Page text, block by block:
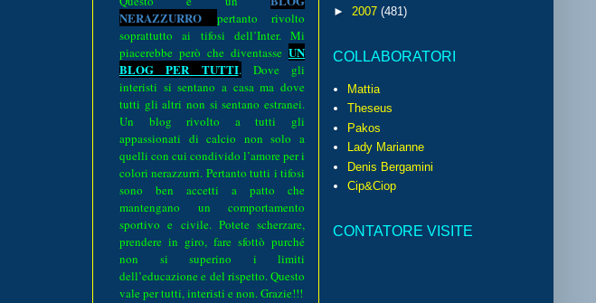
NERAZZURRO pertanto rivolto
soprattutto ai tifosi dell’Inter. Mi
piacerebbe però che diventasse UN
BLOG PER TUTTI.
Dove gli
interisti si sentano a casa ma dove
tutti gli altri non si sentano estranei.
Un blog rivolto a tutti gli
appassionati di calcio non solo a
quelli con cui condivido l’amore per i
colori nerazzurri. Pertanto tutti i tifosi
sono ben accetti a patto che
mantengano un comportamento
sportivo e civile. Potete scherzare,
prendere in giro, fare sfottò purché
non si superino i limiti
dell’educazione e del rispetto. Questo
vale per tutti, interisti e non. Grazie!!!
► 2007 (481)
COLLABORATORI
Mattia
Theseus
Pakos
Lady Marianne
Denis Bergamini
Cip&Ciop
CONTATORE VISITE